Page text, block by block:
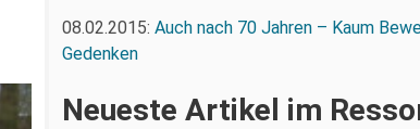
08.02.2015: Auch nach 70 Jahren – Kaum
Gedenken
Neueste Artikel im